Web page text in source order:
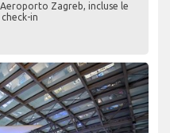
Zagreb, incluse le
in